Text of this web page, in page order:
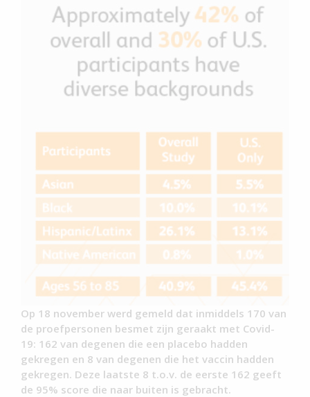
Op 18 november werd gemeld dat inmiddels 170 van
de proefpersonen besmet zijn geraakt met Covid-
19: 162 van degenen die een placebo hadden
gekregen en 8 van degenen die het vaccin hadden
gekregen. Deze laatste 8 t.o.v. de eerste 162 geeft
de 95% score die naar buiten is gebracht.